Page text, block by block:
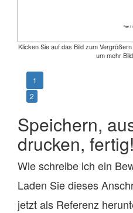
Klicken Sie auf das Bild zum
um mehr
1
2
Speichern,
drucken, fertig!
Wie schreibe ich ein
Laden Sie dieses
jetzt als Referenz